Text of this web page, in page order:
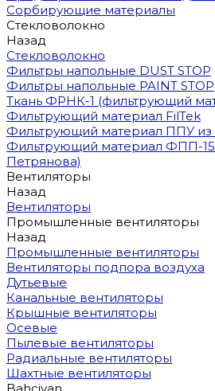
Сорбирующие материалы
Стекловолокно
Назад
Стекловолокно
Фильтры напольные DUST STOP
Фильтры напольные PAINT STOP
Ткань ФРНК-1 (фильтрующий
Фильтрующий материал FilTek
Фильтрующий материал ППУ из
Фильтрующий материал ФПП-15-
Петрянова)
Вентиляторы
Назад
Вентиляторы
Промышленные вентиляторы
Назад
Промышленные вентиляторы
Вентиляторы подпора воздуха
Дутьевые
Канальные вентиляторы
Крышные вентиляторы
Осевые
Пылевые вентиляторы
Радиальные вентиляторы
Шахтные вентиляторы